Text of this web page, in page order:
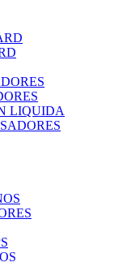
LIQUIDA